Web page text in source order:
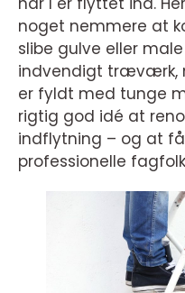
noget nemmere at
slibe gulve eller
indvendigt træværk,
er fyldt med tunge
rigtig god idé at
indflytning – og at
professionelle